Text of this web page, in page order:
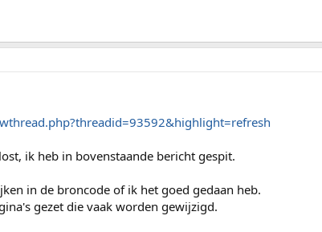
ik heb in bovenstaande bericht gespit.
in de broncode of ik het goed gedaan heb.
gezet die vaak worden gewijzigd.